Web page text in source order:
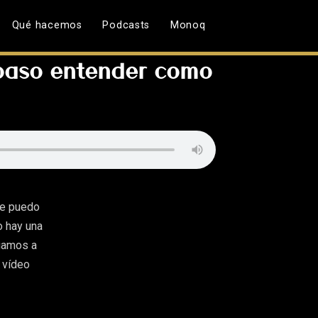
Qué hacemos Podcasts Monoq
entender como
puedo
hay una
a